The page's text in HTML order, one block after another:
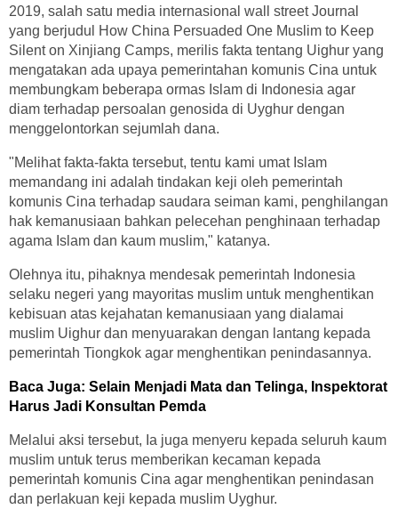
2019, salah satu media internasional wall street Journal
yang berjudul How China Persuaded One Muslim to Keep
Silent on Xinjiang Camps, merilis fakta tentang Uighur yang
mengatakan ada upaya pemerintahan komunis Cina untuk
membungkam beberapa ormas Islam di Indonesia agar
diam terhadap persoalan genosida di Uyghur dengan
menggelontorkan sejumlah dana.
"Melihat fakta-fakta tersebut, tentu kami umat Islam
memandang ini adalah tindakan keji oleh pemerintah
komunis Cina terhadap saudara seiman kami, penghilangan
hak kemanusiaan bahkan pelecehan penghinaan terhadap
agama Islam dan kaum muslim," katanya.
Olehnya itu, pihaknya mendesak pemerintah Indonesia
selaku negeri yang mayoritas muslim untuk menghentikan
kebisuan atas kejahatan kemanusiaan yang dialamai
muslim Uighur dan menyuarakan dengan lantang kepada
pemerintah Tiongkok agar menghentikan penindasannya.
Baca Juga: Selain Menjadi Mata dan Telinga, Inspektorat
Harus Jadi Konsultan Pemda
Melalui aksi tersebut, Ia juga menyeru kepada seluruh kaum
muslim untuk terus memberikan kecaman kepada
pemerintah komunis Cina agar menghentikan penindasan
dan perlakuan keji kepada muslim Uyghur.